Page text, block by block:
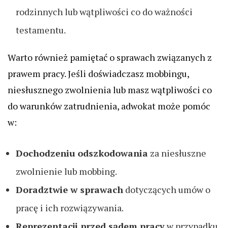
rodzinnych lub wątpliwości co do ważności
testamentu.
Warto również pamiętać o sprawach związanych z
prawem pracy. Jeśli doświadczasz mobbingu,
niesłusznego zwolnienia lub masz wątpliwości co
do warunków zatrudnienia, adwokat może pomóc
w:
Dochodzeniu odszkodowania za niesłuszne
zwolnienie lub mobbing.
Doradztwie w sprawach dotyczących umów o
pracę i ich rozwiązywania.